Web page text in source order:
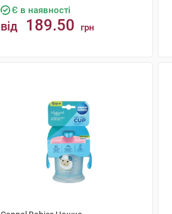
Є в наявності
від 189.50 грн